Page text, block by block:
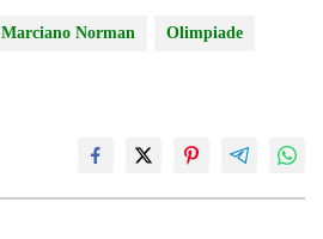
Marciano Norman Olimpiade